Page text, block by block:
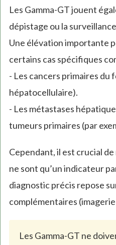
Les Gamma-GT jouent
dépistage ou la
Une élévation importante
certains cas spécifiques
- Les cancers primaires du
hépatocellulaire).
- Les métastases
tumeurs primaires (par
Cependant, il est crucial
ne sont qu’un indicateur
diagnostic précis repose
complémentaires
Les Gamma-GT ne